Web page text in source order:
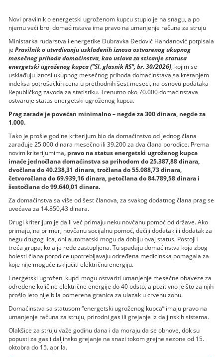
Novi pravilnik o energetski ugroženom kupcu stupio je na snagu, a po
njemu veći broj domaćinstava ima pravo na umanjenje računa za struju
Ministarka rudarstva i energetike Dubravka Đedović Handanović potpisala
jePravilnik o utvrđivanju usklađenih iznosa ostvarenog ukupnog
mesečnog prihoda domaćinstva, kao uslova za sticanje statusa
energetski ugroženog kupca ("Sl. glasnik RS", br. 30/2026), kojim se
usklađuju iznosi ukupnog mesečnog prihoda domaćinstava sa kretanjem
indeksa potrošačkih cena u prethodnih šest meseci, na osnovu podataka
Republičkog zavoda za statistiku. Trenutno oko 70.000 domaćinstava
ostvaruje status energetski ugroženog kupca.
Prag zarade je povećan minimalno – negde za 300 dinara, negde za
1.000.
Tako je prošle godine kriterijum bio da domaćinstvo od jednog člana
zarađuje 25.000 dinara mesečno ili 39.200 za dva člana porodice. Prema
novim kriterijumima, pravo na status energetski ugroženog kupca
imaće jednočlana domaćinstva sa prihodom do 25.387,88 dinara,
dvočlana do 40.238,31 dinara, tročlana do 55.088,73 dinara,
četvoročlana do 69.939,16 dinara, petočlana do 84.789,58 dinara i
šestočlana do 99.640,01 dinara.
Za domaćinstva sa više od šest članova, za svakog dodatnog člana prag se
uvećava za 14.850,43 dinara.
Drugi kriterijum je da li već primaju neku novčanu pomoć od države. Ako
primaju, na primer, novčanu socijalnu pomoć, dečiji dodatak ili dodatak za
negu drugog lica, oni automatski mogu da dobiju ovaj status. Postoji i
treća grupa, koja je ređe zastupljena. Tu spadaju domaćinstva koja zbog
bolesti člana porodice upotrebljavaju određena medicinska pomagala za
koje nije moguće isključiti električnu energiju.
Energetski ugroženi kupci mogu ostvariti umanjenje mesečne obaveze za
određene količine električne energije do 40 odsto, a pozitivno je što za njih
prošlo leto nije bila pomerena granica za ulazak u crvenu zonu.
Domaćinstva sa statusom “energetski ugroženog kupca” imaju pravo na
umanjenje računa za struju, prirodni gas ili grejanje iz daljinskih sistema.
Olakšice za struju važe godinu dana i da moraju da se obnove, dok su
popusti za gas i daljinsko grejanje na snazi tokom grejne sezone od 15.
oktobra do 15. aprila.